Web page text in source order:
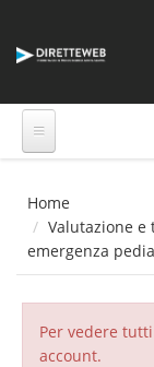
Home
Valutazione
emergenza
Per vedere
account.